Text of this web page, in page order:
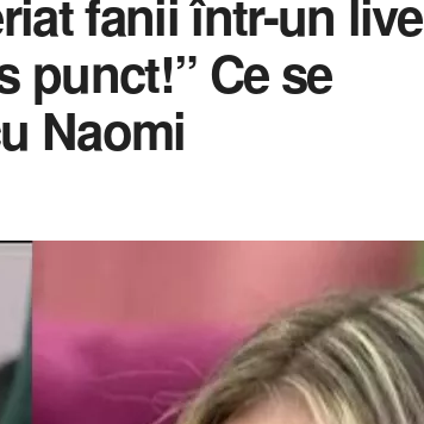
fanii într-un live
punct!” Ce se
Naomi